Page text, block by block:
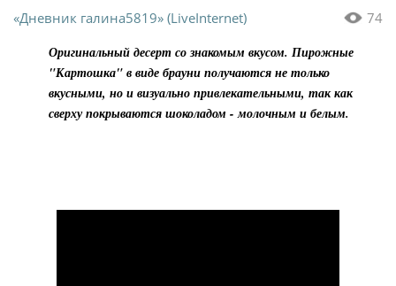
74
«Дневник галина5819» (LiveInternet)
Оригинальный десерт со знакомым вкусом. Пирожные
"Картошка" в виде брауни получаются не только
вкусными, но и визуально привлекательными, так как
сверху покрываются шоколадом - молочным и белым.